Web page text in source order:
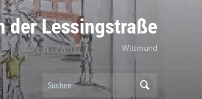
der Lessingstraße
Wittmund
Suchen